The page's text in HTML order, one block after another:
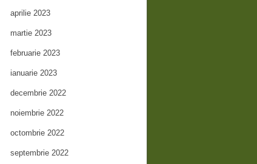
aprilie 2023
martie 2023
februarie 2023
ianuarie 2023
decembrie 2022
noiembrie 2022
octombrie 2022
septembrie 2022